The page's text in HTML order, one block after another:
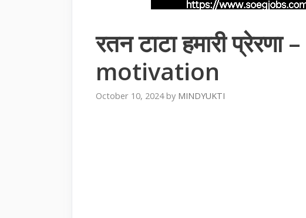
रतन टाटा हमारी
motivation
October 10, 2024 by MINDYUKTI